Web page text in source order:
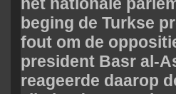
beging de Turkse
fout om de
president Basr al-
reageerde daarop